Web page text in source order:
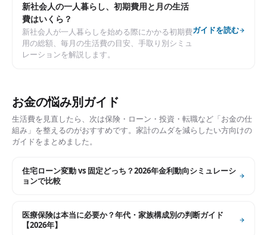
新社会人の一人暮らし、初期費用と月の生活
費はいくら？
新社会人が一人暮らしを始める際にかかる初期費
用の総額、毎月の生活費の目安、手取り別シミュ
レーションを解説します。
ガイドを読む
お金の悩み別ガイド
生活費を見直したら、次は保険・ローン・投資・転職など「お金の仕
組み」を整えるのがおすすめです。家計のムダを減らしたい方向けの
ガイドをまとめました。
住宅ローン変動 vs 固定どっち？2026年金利動向シミュレーシ
ョンで比較
医療保険は本当に必要か？年代・家族構成別の判断ガイド
【2026年】